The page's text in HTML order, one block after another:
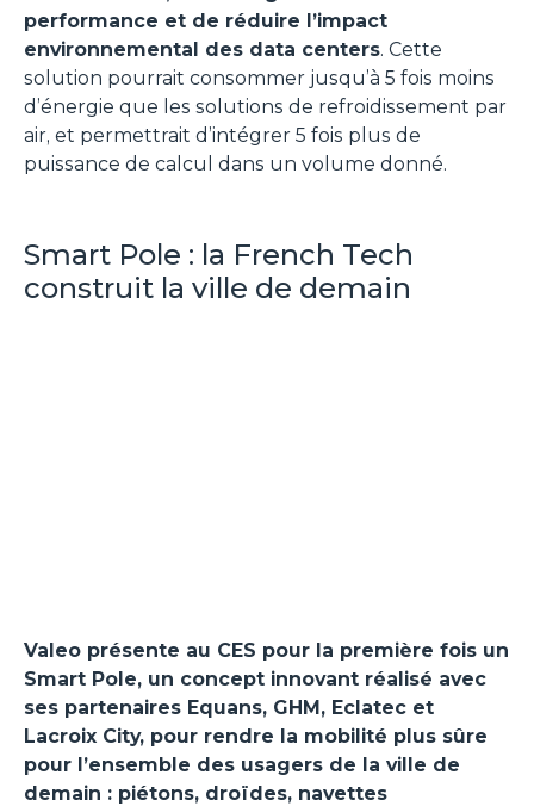
performance et de réduire l’impact
environnemental des data centers. Cette
solution pourrait consommer jusqu’à 5 fois moins
d’énergie que les solutions de refroidissement par
air, et permettrait d’intégrer 5 fois plus de
puissance de calcul dans un volume donné.
Smart Pole : la French Tech
construit la ville de demain
Valeo présente au CES pour la première fois un
Smart Pole, un concept innovant réalisé avec
ses partenaires Equans, GHM, Eclatec et
Lacroix City, pour rendre la mobilité plus sûre
pour l’ensemble des usagers de la ville de
demain : piétons, droïdes, navettes